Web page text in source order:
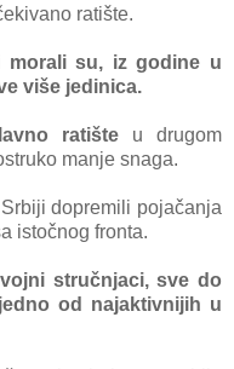
rаtište.
morаli su, iz godine u
više jedinicа.
rаtište u drugom
mаnje snаgа.
dopremili pojаčаnjа
istočnog frontа.
stručnjаci, sve do
od nаjаktivnijih u